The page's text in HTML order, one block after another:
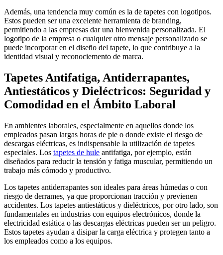
Además, una tendencia muy común es la de tapetes con logotipos.
Estos pueden ser una excelente herramienta de branding,
permitiendo a las empresas dar una bienvenida personalizada. El
logotipo de la empresa o cualquier otro mensaje personalizado se
puede incorporar en el diseño del tapete, lo que contribuye a la
identidad visual y reconociemento de marca.
Tapetes Antifatiga, Antiderrapantes,
Antiestáticos y Dieléctricos: Seguridad y
Comodidad en el Ámbito Laboral
En ambientes laborales, especialmente en aquellos donde los
empleados pasan largas horas de pie o donde existe el riesgo de
descargas eléctricas, es indispensable la utilización de tapetes
especiales. Los tapetes de hule antifatiga, por ejemplo, están
diseñados para reducir la tensión y fatiga muscular, permitiendo un
trabajo más cómodo y productivo.
Los tapetes antiderrapantes son ideales para áreas húmedas o con
riesgo de derrames, ya que proporcionan tracción y previenen
accidentes. Los tapetes antiestáticos y dieléctricos, por otro lado, son
fundamentales en industrias con equipos electrónicos, donde la
electricidad estática o las descargas eléctricas pueden ser un peligro.
Estos tapetes ayudan a disipar la carga eléctrica y protegen tanto a
los empleados como a los equipos.